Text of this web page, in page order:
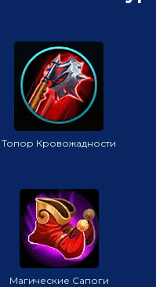
Топор Кровожадности
Магические Сапоги